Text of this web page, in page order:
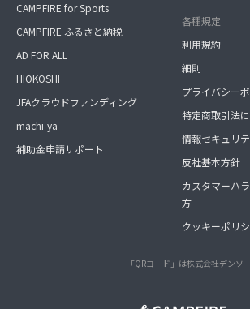
CAMPFIRE for Sports
CAMPFIRE ふるさと納税
AD FOR ALL
HIOKOSHI
JFAクラウドファンディング
machi-ya
補助金申請サポート
各種規定
利用規約
細則
プライバシー
特定商取引法
情報セキュリ
反社基本方針
カスタマーハ
方
クッキーポリ
「QRコード」は株式会社デンソ